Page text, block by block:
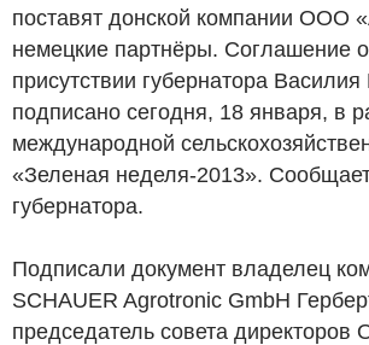
поставят донской компании ООО
немецкие партнёры. Соглашение
присутствии губернатора
подписано сегодня, 18 января, в
международной
«Зеленая неделя-2013».
губернатора.
Подписали документ владелец
SCHAUER Agrotronic GmbH
председатель совета